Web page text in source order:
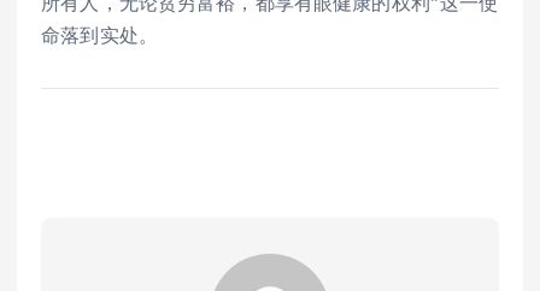
命落到实处。